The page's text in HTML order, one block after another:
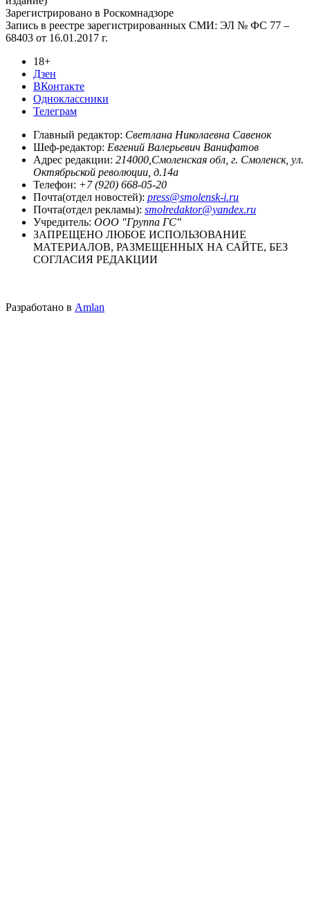
Зарегистрировано в Роскомнадзоре
Запись в реестре зарегистрированных СМИ: ЭЛ № ФС 77 –
68403 от 16.01.2017 г.
18+
Дзен
ВКонтакте
Одноклассники
Телеграм
Главный редактор: Светлана Николаевна Савенок
Шеф-редактор: Евгений Валерьевич Ванифатов
Адрес редакции: 214000,Смоленская обл, г. Смоленск, ул.
Октябрьской революции, д.14а
Телефон: +7 (920) 668-05-20
Почта(отдел новостей): press@smolensk-i.ru
Почта(отдел рекламы): smolredaktor@yandex.ru
Учредитель: ООО "Группа ГС"
ЗАПРЕЩЕНО ЛЮБОЕ ИСПОЛЬЗОВАНИЕ
МАТЕРИАЛОВ, РАЗМЕЩЕННЫХ НА САЙТЕ, БЕЗ
СОГЛАСИЯ РЕДАКЦИИ
Разработано в Amlan